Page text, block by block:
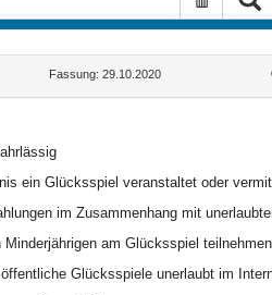
Fassung: 29.10.2020
ein Glücksspiel veranstaltet oder
im Zusammenhang mit
am Glücksspiel
Glücksspiele unerlaubt im